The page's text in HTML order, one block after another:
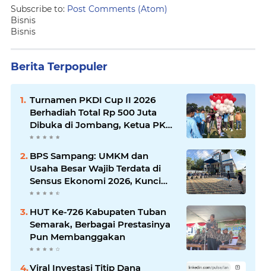
Subscribe to: Post Comments (Atom)
Bisnis
Bisnis
Berita Terpopuler
Turnamen PKDI Cup II 2026
Berhadiah Total Rp 500 Juta
Dibuka di Jombang, Ketua PKDI
Jatim Syaifullah Mahdi: Ajang
Komunikasi Antar-Kades untuk
Memajukan Desa
BPS Sampang: UMKM dan
Usaha Besar Wajib Terdata di
Sensus Ekonomi 2026, Kunci
Kebijakan Tepat Sasaran
HUT Ke-726 Kabupaten Tuban
Semarak, Berbagai Prestasinya
Pun Membanggakan
Viral Investasi Titip Dana